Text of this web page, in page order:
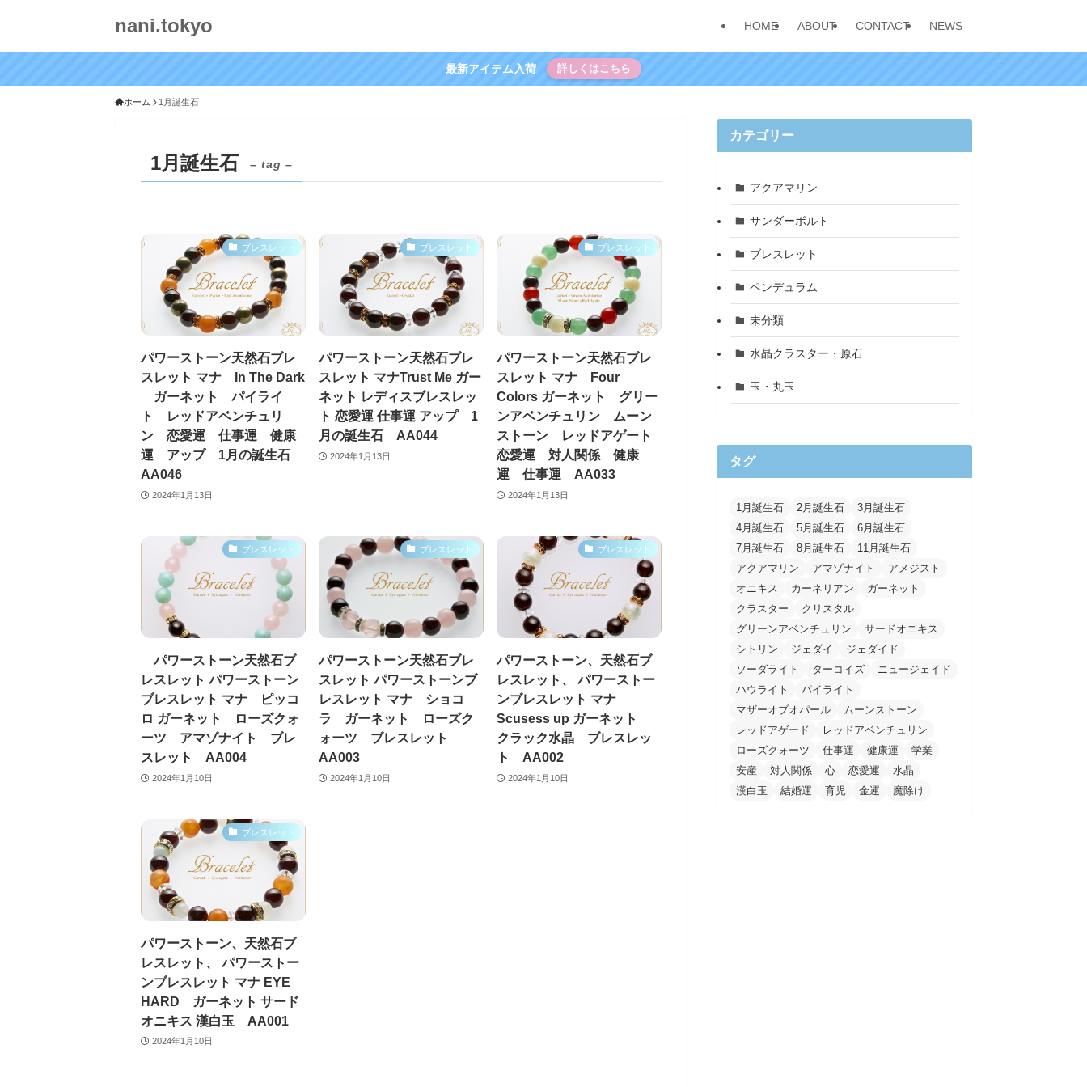
nani.tokyo HOME ABOUT CONTACT NEWS
最新アイテム入荷 詳しくはこちら
ホーム 1月誕生石
1月誕生石 – tag –
ブレスレット
パワーストーン天然石ブレ
スレット マナ In The Dark
ガーネット パイライ
ト レッドアベンチュリ
ン 恋愛運 仕事運 健康
運 アップ 1月の誕生石
AA046
2024年1月13日
ブレスレット
パワーストーン天然石ブレ
スレット マナTrust Me ガー
ネット レディスブレスレッ
ト 恋愛運 仕事運 アップ 1
月の誕生石 AA044
2024年1月13日
ブレスレット
パワーストーン天然石ブレ
スレット マナ Four
Colors ガーネット グリー
ンアベンチュリン ムーン
ストーン レッドアゲート
恋愛運 対人関係 健康
運 仕事運 AA033
2024年1月13日
ブレスレット
パワーストーン天然石ブ
レスレット パワーストーン
ブレスレット マナ ピッコ
ロ ガーネット ローズクォ
ーツ アマゾナイト ブレ
スレット AA004
2024年1月10日
ブレスレット
パワーストーン天然石ブレ
スレット パワーストーンブ
レスレット マナ ショコ
ラ ガーネット ローズク
ォーツ ブレスレット
AA003
2024年1月10日
ブレスレット
パワーストーン、天然石ブ
レスレット、 パワーストー
ンブレスレット マナ
Scusess up ガーネット
クラック水晶 ブレスレッ
ト AA002
2024年1月10日
ブレスレット
パワーストーン、天然石ブ
レスレット、 パワーストー
ンブレスレット マナ EYE
HARD ガーネット サード
オニキス 漢白玉 AA001
2024年1月10日
カテゴリー
アクアマリン
サンダーボルト
ブレスレット
ペンデュラム
未分類
水晶クラスター・原石
玉・丸玉
タグ
1月誕生石 2月誕生石
3月誕生石
4月誕生石
5月誕生石
6月誕生石
7月誕生石
8月誕生石
11月誕生石
アクアマリン
アマゾナイト
アメジスト
オニキス
カーネリアン
ガーネット
クラスター
クリスタル
グリーンアベンチュリン
サードオニキス
シトリン
ジェダイ
ジェダイド
ソーダライト
ターコイズ
ニュージェイド
ハウライト
パイライト
マザーオブオパール
ムーンストーン
レッドアゲード
レッドアベンチュリン
ローズクォーツ
仕事運 健康運
学業
安産
対人関係 心 恋愛運
水晶
漢白玉
結婚運 育児 金運 魔除け